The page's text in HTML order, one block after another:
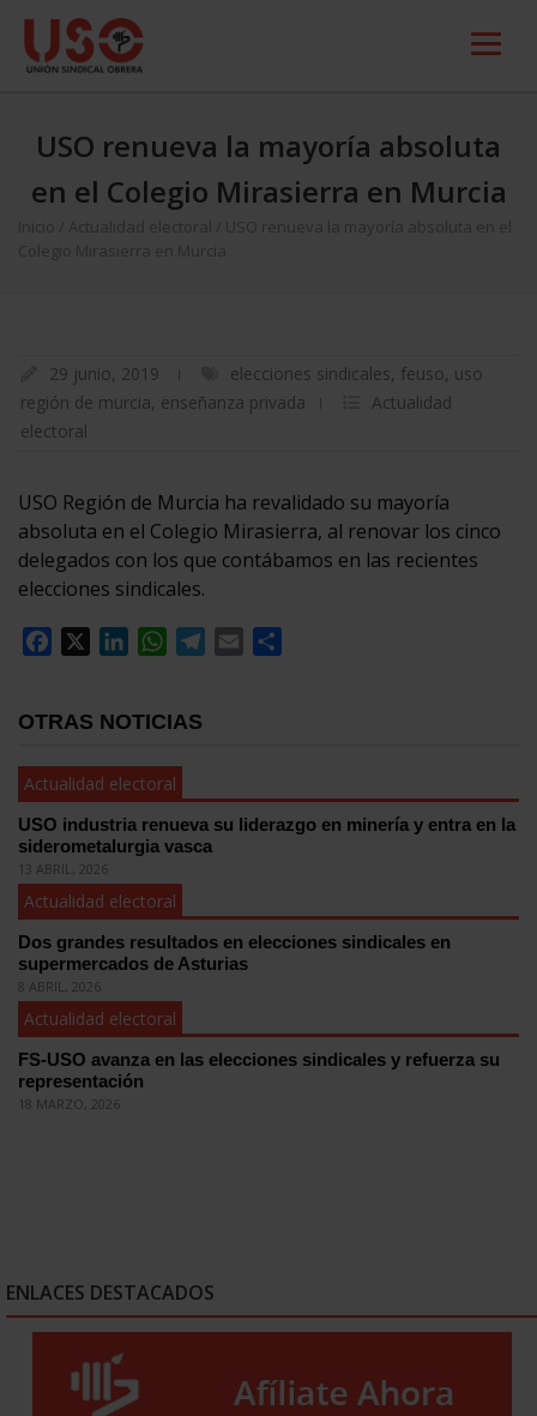
USO renueva la mayoría absoluta
en el Colegio Mirasierra en Murcia
Inicio Actualidad electoral
USO renueva la mayoría absoluta en el
Colegio Mirasierra en Murcia
29 junio, 2019 elecciones sindicales, feuso, uso
región de murcia, enseñanza privada
Actualidad
electoral
USO Región de Murcia ha revalidado su mayoría
absoluta en el Colegio Mirasierra, al renovar los cinco
delegados con los que contábamos en las recientes
elecciones sindicales.
Facebook
LinkedInWhatsApp
Telegram
Email
OTRAS NOTICIAS
Actualidad electoral
USO industria renueva su liderazgo en minería y entra en la
siderometalurgia vasca
13 ABRIL, 2026
Actualidad electoral
Dos grandes resultados en elecciones sindicales en
supermercados de Asturias
8 ABRIL, 2026
Actualidad electoral
FS-USO avanza en las elecciones sindicales y refuerza su
representación
18 MARZO, 2026
ENLACES DESTACADOS